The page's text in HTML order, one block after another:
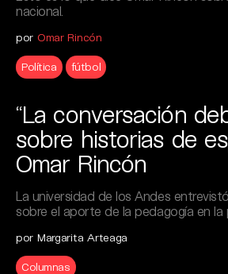
nacional.
por Omar Rincón
Política fútbol
“La conversación
sobre historias de
Omar Rincón
La universidad de los Andes
sobre el aporte de la pedagogía en la
por Margarita Arteaga
Columnas